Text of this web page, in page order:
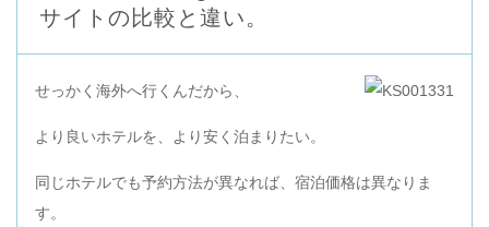
サイトの比較と違い。
せっかく海外へ行くんだから、
より良いホテルを、より安く泊まりたい。
同じホテルでも予約方法が異なれば、宿泊価格は異なりま
す。